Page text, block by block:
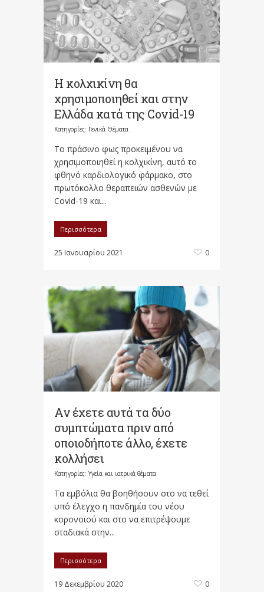
Η κολχικίνη θα
χρησιμοποιηθεί και στην
Ελλάδα κατά της Covid-19
Κατηγορίες: Γενικά Θέματα
Το πράσινο φως προκειμένου να
χρησιμοποιηθεί η κολχικίνη, αυτό το
φθηνό καρδιολογικό φάρμακο, στο
πρωτόκολλο θεραπειών ασθενών με
Covid-19 και...
Περισσότερα
25 Ιανουαρίου 2021 0
Αν έχετε αυτά τα δύο
συμπτώματα πριν από
οποιοδήποτε άλλο, έχετε
κολλήσει
Κατηγορίες: Υγεία και ιατρικά θέματα
Τα εμβόλια θα βοηθήσουν στο να τεθεί
υπό έλεγχο η πανδημία του νέου
κορονοϊού και στο να επιτρέψουμε
σταδιακά στην...
Περισσότερα
19 Δεκεμβρίου 2020 0